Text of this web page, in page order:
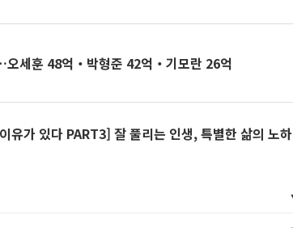
오세훈 48억‧박형준 42억‧기모란 26억
유가 있다 PART3] 잘 풀리는 인생, 특별한 삶의 노하